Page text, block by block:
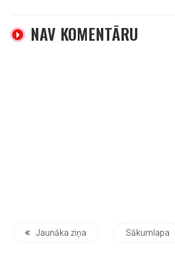
NAV KOMENTĀRU
Jaunāka ziņa Sākumlapa